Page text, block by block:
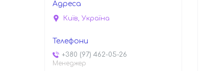
Київ, Україна
+380 (97) 462-05-26
Менеджер